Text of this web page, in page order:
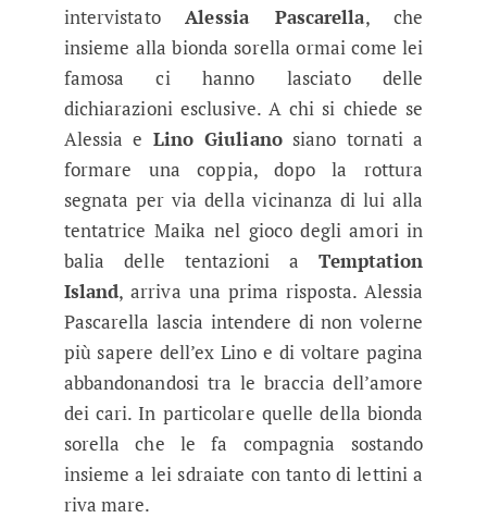
intervistatoAlessia Pascarella, che
insieme alla bionda sorella ormai come lei
famosa ci hanno lasciato delle
dichiarazioni esclusive. A chi si chiede se
Alessia e Lino Giulianosiano tornati a
formare una coppia, dopo la rottura
segnata per via della vicinanza di lui alla
tentatrice Maika nel gioco degli amori in
balia delle tentazioni aTemptation
Island, arriva una prima risposta. Alessia
Pascarella lascia intendere di non volerne
più sapere dell’ex Lino e di voltare pagina
abbandonandosi tra le braccia dell’amore
dei cari. In particolare quelle della bionda
sorella che le fa compagnia sostando
insieme a lei sdraiate con tanto di lettini a
riva mare.